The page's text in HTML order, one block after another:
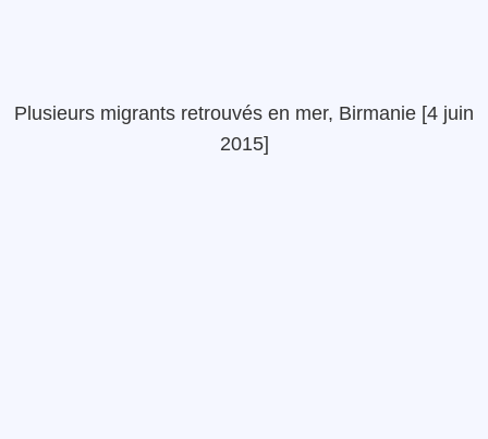
Plusieurs migrants retrouvés en mer, Birmanie [4 juin
2015]